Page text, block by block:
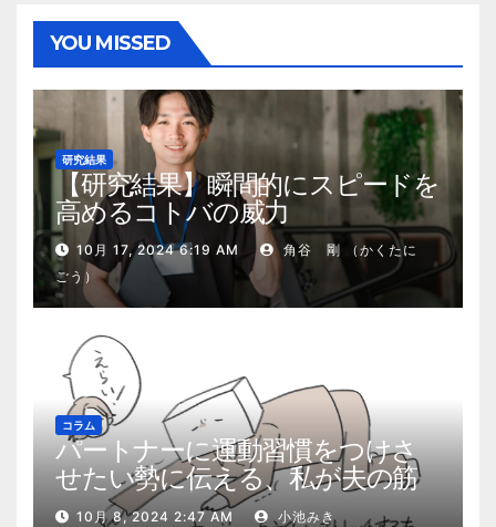
YOU MISSED
研究結果
【研究結果】瞬間的にスピードを
高めるコトバの威力
10月 17, 2024 6:19 AM
角谷 剛 （かくたに
ごう）
コラム
パートナーに運動習慣をつけさ
せたい勢に伝える、私が夫の筋
肉量を2kg増やした5ステップ
10月 8, 2024 2:47 AM 小池みき